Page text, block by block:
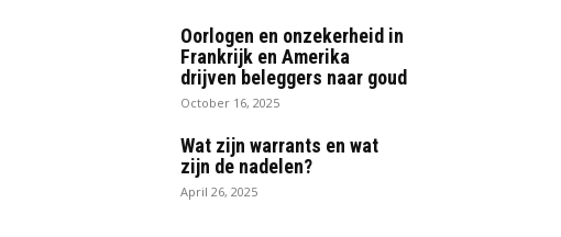
Oorlogen en onzekerheid in
Frankrijk en Amerika
drijven beleggers naar goud
October 16, 2025
Wat zijn warrants en wat
zijn de nadelen?
April 26, 2025